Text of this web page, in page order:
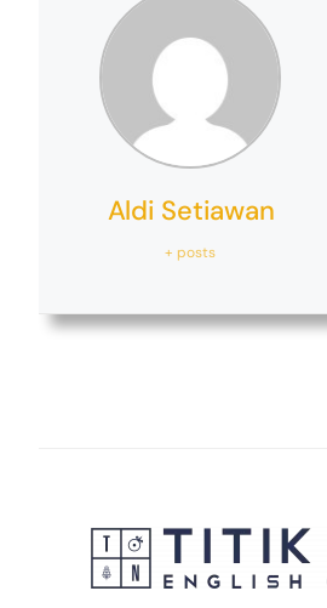
Aldi Setiawan
+ posts